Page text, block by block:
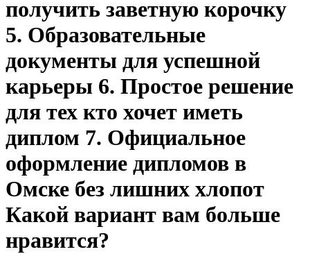
получить заветную корочку
5. Образовательные
документы для успешной
карьеры 6. Простое решение
для тех кто хочет иметь
диплом 7. Официальное
оформление дипломов в
Омске без лишних хлопот
Какой вариант вам больше
нравится?